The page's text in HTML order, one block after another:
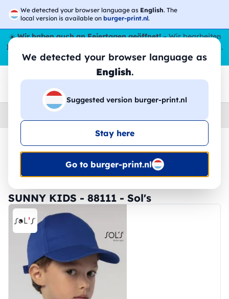
We detected your browser language as English. The
local version is available on burger-print.nl.
We detected your browser language as
English.
Suggested version burger-print.nl
Stay here
Go to burger-print.nl
☀️Wir haben auch an Feiertagen geöffnet!– Wir bearbeiten
Ihre Bestellungen den ganzen Sommer über,
sogar im August.
😎🌴
Home
🔥 -30 % DTF-Druck
SUNNY KIDS - 88111 - Sol's